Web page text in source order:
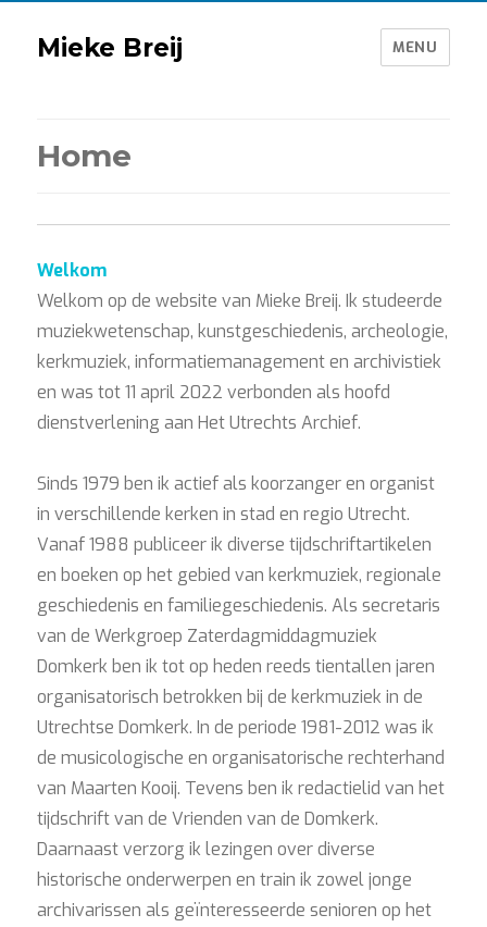
Mieke Breij MENU
Home
Welkom
Welkom op de website van Mieke Breij. Ik studeerde
muziekwetenschap, kunstgeschiedenis, archeologie,
kerkmuziek, informatiemanagement en archivistiek
en was tot 11 april 2022 verbonden als hoofd
dienstverlening aan Het Utrechts Archief.
Sinds 1979 ben ik actief als koorzanger en organist
in verschillende kerken in stad en regio Utrecht.
Vanaf 1988 publiceer ik diverse tijdschriftartikelen
en boeken op het gebied van kerkmuziek, regionale
geschiedenis en familiegeschiedenis. Als secretaris
van de Werkgroep Zaterdagmiddagmuziek
Domkerk ben ik tot op heden reeds tientallen jaren
organisatorisch betrokken bij de kerkmuziek in de
Utrechtse Domkerk. In de periode 1981-2012 was ik
de musicologische en organisatorische rechterhand
van Maarten Kooij. Tevens ben ik redactielid van het
tijdschrift van de Vrienden van de Domkerk.
Daarnaast verzorg ik lezingen over diverse
historische onderwerpen en train ik zowel jonge
archivarissen als geïnteresseerde senioren op het